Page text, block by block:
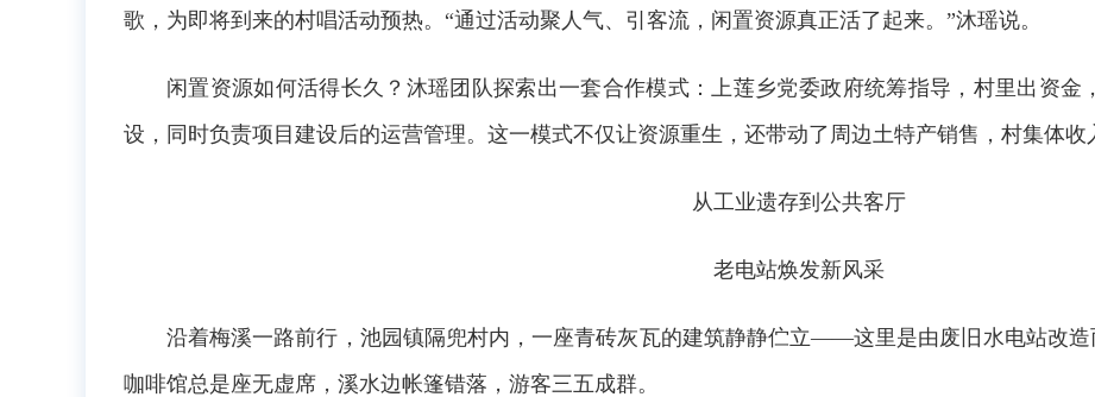
歌，为即将到来的村唱活动预热。“通过活动聚人气、引客流，闲置资源真正活了起来。”沐瑶说。
闲置资源如何活得长久？沐瑶团队探索出一套合作模式：上莲乡党委政府统筹指导，村里出资金
设，同时负责项目建设后的运营管理。这一模式不仅让资源重生，还带动了周边土特产销售，村集体收
从工业遗存到公共客厅
老电站焕发新风采
沿着梅溪一路前行，池园镇隔兜村内，一座青砖灰瓦的建筑静静伫立——这里是由废旧水电站改造
咖啡馆总是座无虚席，溪水边帐篷错落，游客三五成群。